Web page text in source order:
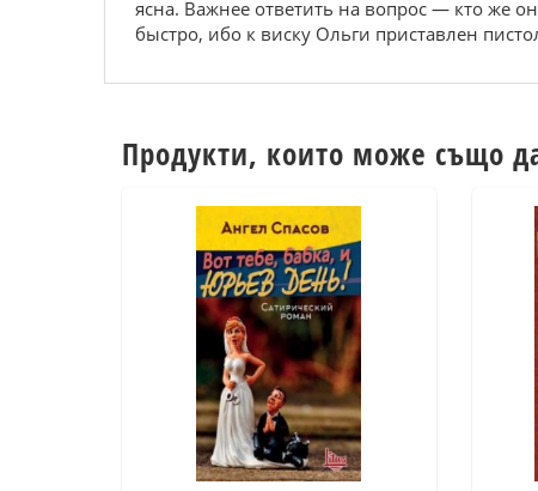
ясна. Важнее ответить на вопрос — кто же
быстро, ибо к виску Ольги приставлен
Продукти, които може също